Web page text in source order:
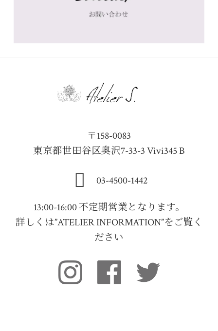
〒158-0083
東京都世田谷区奥沢7-33-3 Vivi345 B
03-4500-1442
13:00-16:00 不定期営業となります。
詳しくは”ATELIER INFORMATION”をご覧く
ださい